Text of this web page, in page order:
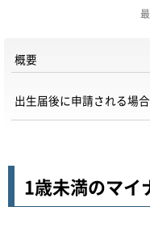
概要
出生届後に申請される場合
1歳未満のマイ